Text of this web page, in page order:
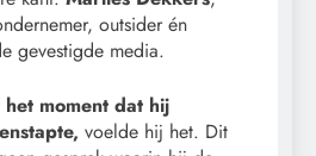
outsider én
gevestigde media.
het moment dat hij
voelde hij het. Dit